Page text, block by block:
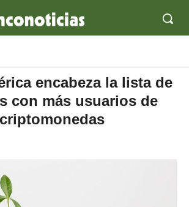
encabeza la lista de
con más usuarios de
criptomonedas